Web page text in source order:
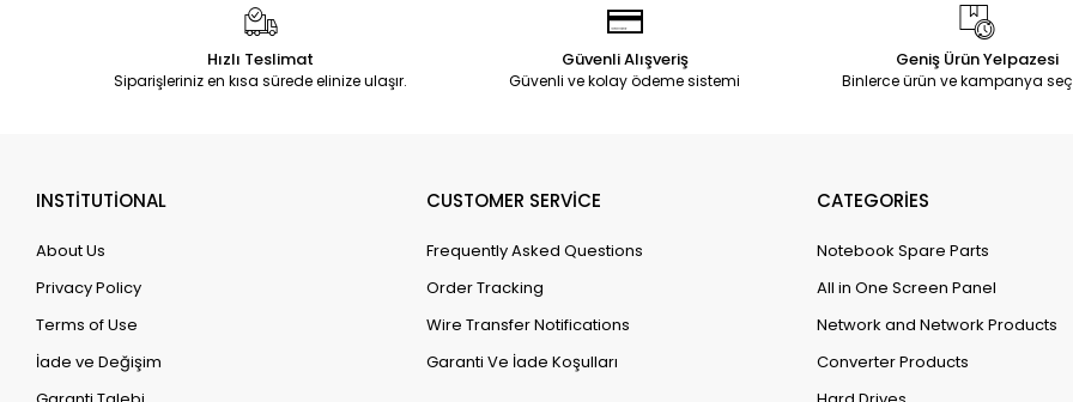
Hızlı Teslimat
Siparişleriniz en kısa sürede elinize ulaşır.
Güvenli Alışveriş
Güvenli ve kolay ödeme sistemi
Geniş Ürün Yelpazesi
Binlerce ürün ve kampanya
INSTİTUTİONAL
About Us
Privacy Policy
Terms of Use
İade ve Değişim
CUSTOMER SERVİCE
Frequently Asked Questions
Order Tracking
Wire Transfer Notifications
Garanti Ve İade Koşulları
CATEGORİES
Notebook Spare Parts
All in One Screen Panel
Network and Network Products
Converter Products